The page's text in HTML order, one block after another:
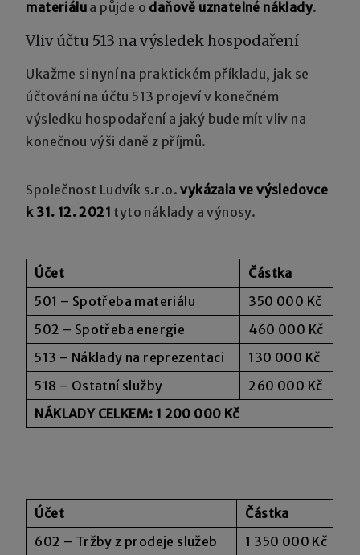
materiálu a půjde o daňově uznatelné náklady.
Vliv účtu 513 na výsledek hospodaření
Ukažme si nyní na praktickém příkladu, jak se
účtování na účtu 513 projeví v konečném
výsledku hospodaření a jaký bude mít vliv na
konečnou výši daně z příjmů.
Společnost Ludvík s.r.o.vykázala ve výsledovce
k 31. 12. 2021 tyto náklady a výnosy.
Účet
Částka
501 – Spotřeba materiálu
350 000 Kč
502 – Spotřeba energie
460 000 Kč
513 – Náklady na reprezentaci
130 000 Kč
518 – Ostatní služby
260 000 Kč
NÁKLADY CELKEM: 1 200 000 Kč
Účet
Částka
602 – Tržby z prodeje služeb
1 350 000 Kč